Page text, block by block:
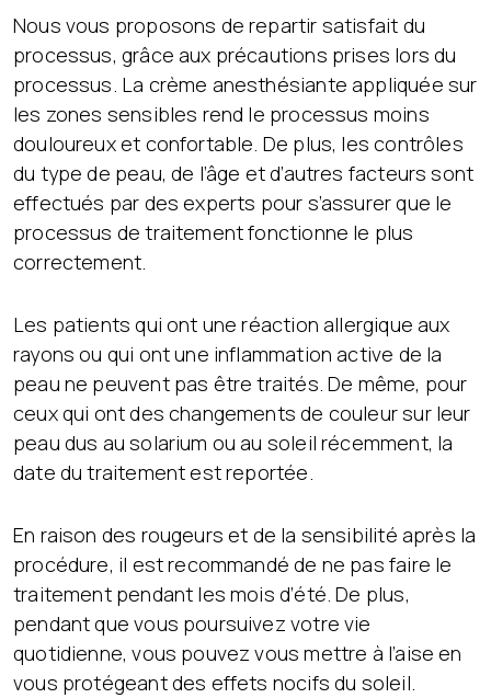
Nous vous proposons de repartir satisfait du
processus, grâce aux précautions prises lors du
processus. La crème anesthésiante appliquée sur
les zones sensibles rend le processus moins
douloureux et confortable. De plus, les contrôles
du type de peau, de l’âge et d’autres facteurs sont
effectués par des experts pour s’assurer que le
processus de traitement fonctionne le plus
correctement.
Les patients qui ont une réaction allergique aux
rayons ou qui ont une inflammation active de la
peau ne peuvent pas être traités. De même, pour
ceux qui ont des changements de couleur sur leur
peau dus au solarium ou au soleil récemment, la
date du traitement est reportée.
En raison des rougeurs et de la sensibilité après la
procédure, il est recommandé de ne pas faire le
traitement pendant les mois d’été. De plus,
pendant que vous poursuivez votre vie
quotidienne, vous pouvez vous mettre à l’aise en
vous protégeant des effets nocifs du soleil.